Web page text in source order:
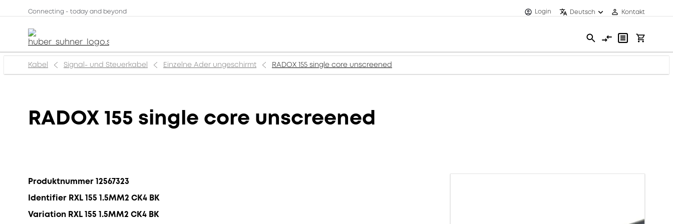
Connecting - today and beyond Login Deutsch Kontakt
Kabel Signal- und Steuerkabel Einzelne Ader ungeschirmt RADOX 155 single core unscreened
RADOX 155 single core unscreened
Produktnummer 12567323
Identifier RXL 155 1.5MM2 CK4 BK
Variation RXL 155 1.5MM2 CK4 BK